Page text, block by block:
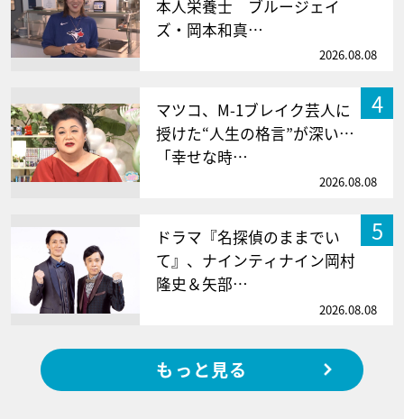
本人栄養士 ブルージェイ
ズ・岡本和真…
2026.08.08
4
マツコ、M-1ブレイク芸人に
授けた“人生の格言”が深い…
「幸せな時…
2026.08.08
5
ドラマ『名探偵のままでい
て』、ナインティナイン岡村
隆史＆矢部…
2026.08.08
もっと見る